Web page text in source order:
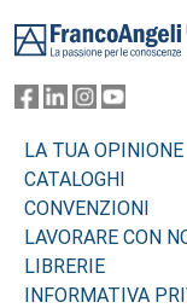
LA TUA OPINIONE
CATALOGHI
CONVENZIONI
LAVORARE CON
LIBRERIE
INFORMATIVA